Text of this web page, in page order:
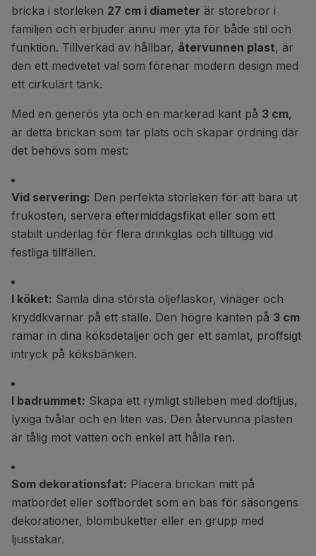
bricka i storleken 27 cm i diameter är storebror i
familjen och erbjuder ännu mer yta för både stil och
funktion. Tillverkad av hållbar, återvunnen plast, är
den ett medvetet val som förenar modern design med
ett cirkulärt tänk.
Med en generös yta och en markerad kant på 3 cm,
är detta brickan som tar plats och skapar ordning där
det behövs som mest:
Vid servering: Den perfekta storleken för att bära ut
frukosten, servera eftermiddagsfikat eller som ett
stabilt underlag för flera drinkglas och tilltugg vid
festliga tillfällen.
I köket: Samla dina största oljeflaskor, vinäger och
kryddkvarnar på ett ställe. Den högre kanten på 3 cm
ramar in dina köksdetaljer och ger ett samlat, proffsigt
intryck på köksbänken.
I badrummet: Skapa ett rymligt stilleben med doftljus,
lyxiga tvålar och en liten vas. Den återvunna plasten
är tålig mot vatten och enkel att hålla ren.
Som dekorationsfat: Placera brickan mitt på
matbordet eller soffbordet som en bas för säsongens
dekorationer, blombuketter eller en grupp med
ljusstakar.